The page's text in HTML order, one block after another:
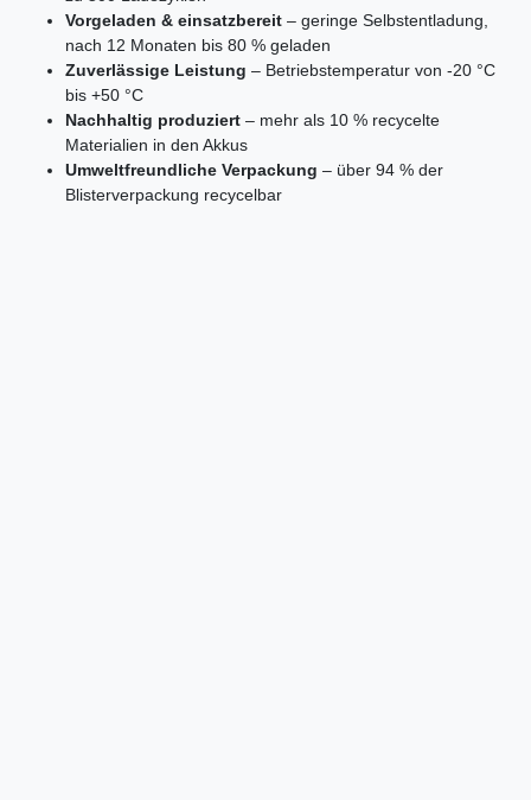
Vorgeladen & einsatzbereit – geringe Selbstentladung,
nach 12 Monaten bis 80 % geladen
Zuverlässige Leistung – Betriebstemperatur von -20 °C
bis +50 °C
Nachhaltig produziert – mehr als 10 % recycelte
Materialien in den Akkus
Umweltfreundliche Verpackung – über 94 % der
Blisterverpackung recycelbar